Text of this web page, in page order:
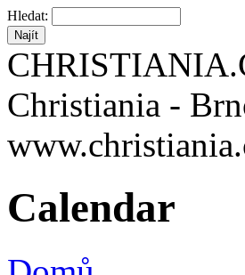
Hledat:
Christiania -
Calendar